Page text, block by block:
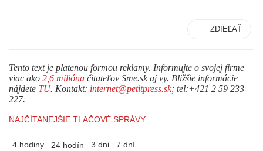
ZDIEĽAŤ
Tento text je platenou formou reklamy. Informujte o svojej firme
viac ako 2,6 milióna čitateľov Sme.sk aj vy. Bližšie informácie
nájdete TU. Kontakt: internet@petitpress.sk; tel:+421 2 59 233
227.
NAJČÍTANEJŠIE TLAČOVÉ SPRÁVY
4 hodiny 24 hodín 3 dni 7 dní